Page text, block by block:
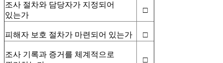
조사 절차와 담당자가 지정되어
있는가
□
피해자 보호 절차가 마련되어 있는가 □
조사 기록과 증거를 체계적으로
□